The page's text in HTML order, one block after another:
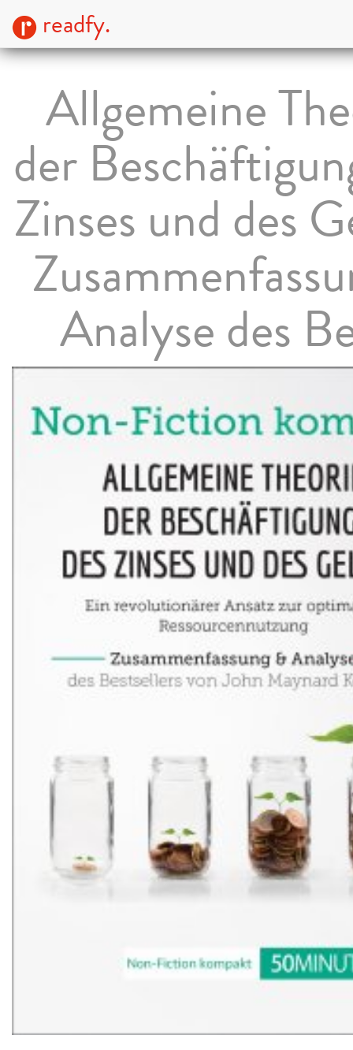
readfy.
Allgemeine
der
Zinses und des
Analyse des